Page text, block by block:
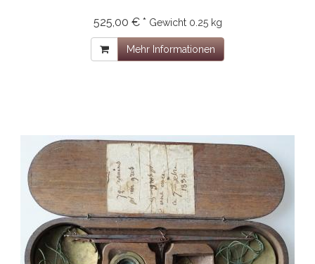
525,00 € * Gewicht 0.25 kg
Mehr Informationen